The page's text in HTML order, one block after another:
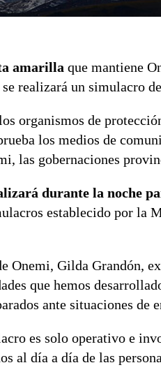
amarilla que mantiene
realizará un simulacro
organismos de
los medios de
las gobernaciones
durante la noche
establecido por la
Onemi, Gilda Grandón,
que hemos
ante situaciones de
es solo operativo e
al día a día de las